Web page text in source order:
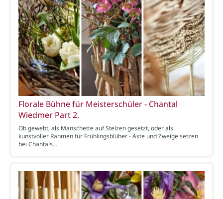
Florale Bühne für Meisterschüler - Chantal
Wiedmer Part 2.
Ob gewebt, als Manschette auf Stelzen gesetzt, oder als
kunstvoller Rahmen für Frühlingsblüher - Äste und Zweige setzen
bei Chantals…